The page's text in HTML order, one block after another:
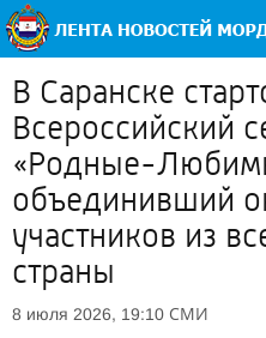
В Саранске
Всероссийский
«Родные-
объединивший
участников из
страны
8 июля 2026, 19:10 СМИ